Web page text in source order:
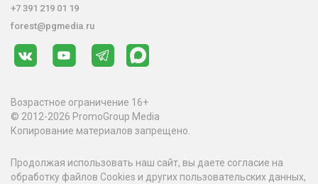
+7 391 219 01 19
forest@pgmedia.ru
Возрастное ограничение 16+
© 2012-2026 PromoGroup Media
Копирование материалов запрещено.
Продолжая использовать наш сайт, вы даете согласие на
обработку файлов Cookies и других пользовательских данных,